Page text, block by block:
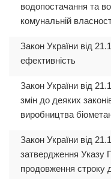
водопостачання та
комунальній
Закон України від
ефективність
Закон України від
змін до деяких
виробництва
Закон України від
затвердження Указу
продовження строку